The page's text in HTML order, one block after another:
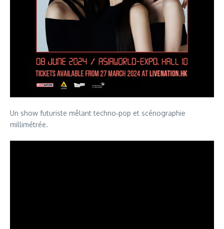
Un show futuriste mêlant techno‑pop et scénographie
millimétrée.